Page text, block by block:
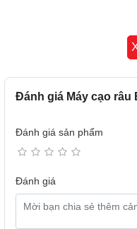
Đánh giá Máy cạo râu
Đánh giá sản phẩm
Đánh giá